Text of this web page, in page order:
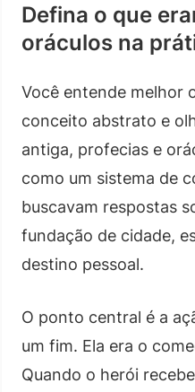
Defina o que
oráculos na
Você entende melhor
conceito abstrato e
antiga, profecias e
como um sistema de
buscavam respostas
fundação de cidade,
destino pessoal.
O ponto central é a
um fim. Ela era o
Quando o herói